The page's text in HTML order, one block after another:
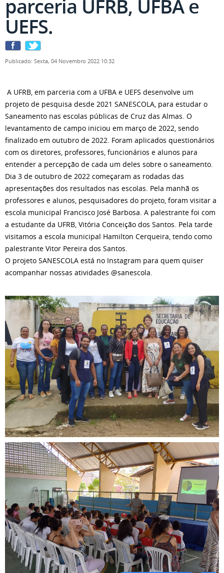
parceria UFRB, UFBA e
UEFS.
Publicado: Sexta, 04 Novembro 2022 10:32
A UFRB, em parceria com a UFBA e UEFS desenvolve um
projeto de pesquisa desde 2021 SANESCOLA, para estudar o
Saneamento nas escolas públicas de Cruz das Almas. O
levantamento de campo iniciou em março de 2022, sendo
finalizado em outubro de 2022. Foram aplicados questionários
com os diretores, professores, funcionários e alunos para
entender a percepção de cada um deles sobre o saneamento.
Dia 3 de outubro de 2022 começaram as rodadas das
apresentações dos resultados nas escolas. Pela manhã os
professores e alunos, pesquisadores do projeto, foram visitar a
escola municipal Francisco José Barbosa. A palestrante foi com
a estudante da UFRB, Vitória Conceição dos Santos. Pela tarde
visitamos a escola municipal Hamilton Cerqueira, tendo como
palestrante Vitor Pereira dos Santos.
O projeto SANESCOLA está no Instagram para quem quiser
acompanhar nossas atividades @sanescola.